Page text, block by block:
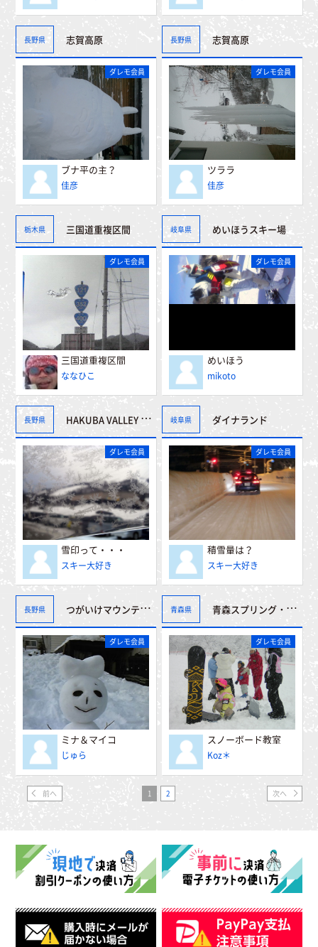
長野県 志賀高原
ダレモ会員
ブナ平の主？
佳彦
長野県 志賀高原
ダレモ会員
ツララ
佳彦
栃木県 三国道重複区間
ダレモ会員
三国道重複区間
ななひこ
岐阜県 めいほうスキー場
ダレモ会員
めいほう
mikoto
長野県 HAKUBA VALLEY 白馬岩岳スノーフィールド
ダレモ会員
雪印って・・・
スキー大好き
岐阜県 ダイナランド
ダレモ会員
積雪量は？
スキー大好き
長野県 つがいけマウンテンリゾート
ダレモ会員
ミナ＆マイコ
じゅら
青森県 青森スプリング・スキーリゾート
ダレモ会員
スノーボード教室
Koz＊
前へ 1 2 次へ